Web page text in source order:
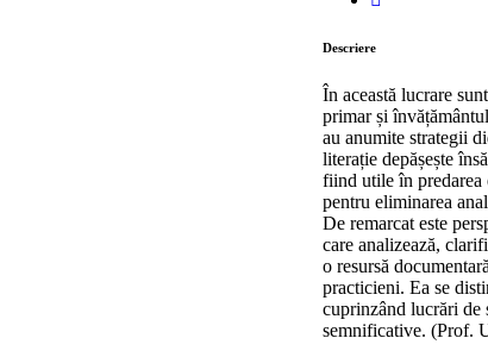
Descriere
În această lucrare
primar și
au anumite strategii
literație depășește
fiind utile în predarea
pentru eliminarea
De remarcat este
care analizează,
o resursă
practicieni. Ea se
cuprinzând lucrări de
semnificative. (Prof.